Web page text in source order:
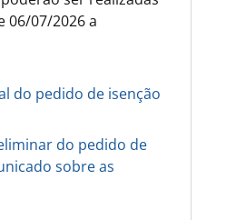
06/07/2026 a
do pedido de isenção
do pedido de
sobre as